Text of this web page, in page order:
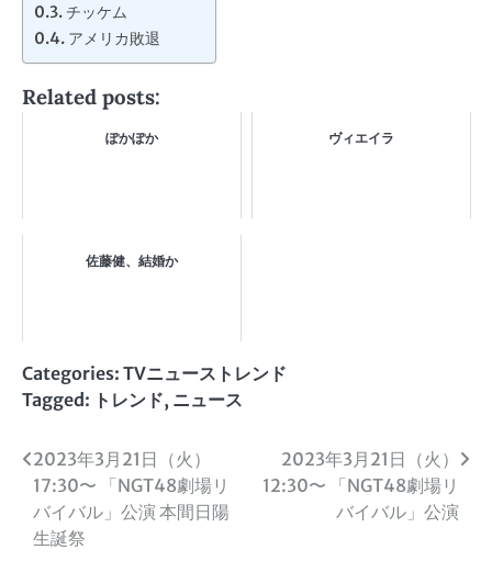
チッケム
アメリカ敗退
Related posts:
ぽかぽか ヴィエイラ
佐藤健、結婚か
Categories: TVニューストレンド
Tagged: トレンド, ニュース
投
稿
ナ
2023年3月21日（火）
17:30〜 「NGT48劇場リ
バイバル」公演 本間日陽
生誕祭
2023年3月21日（火）
12:30〜 「NGT48劇場リ
バイバル」公演